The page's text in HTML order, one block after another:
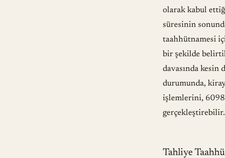
olarak kabul
süresinin
taahhütnamesi
bir şekilde
davasında kesin
durumunda,
işlemlerini, 6098
gerçekleştirebilir.
Tahliye